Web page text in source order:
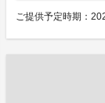
ご提供予定時期：